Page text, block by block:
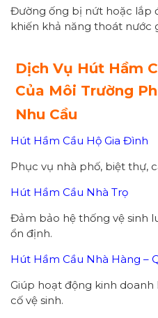
Đường ống bị nứt hoặc lắp
khiến khả năng thoát nước
Dịch Vụ Hút Hầm
Của Môi Trường
Nhu Cầu
Hút Hầm Cầu Hộ Gia Đình
Phục vụ nhà phố, biệt thự,
Hút Hầm Cầu Nhà Trọ
Đảm bảo hệ thống vệ sinh
ổn định.
Hút Hầm Cầu Nhà Hàng –
Giúp hoạt động kinh
cố vệ sinh.